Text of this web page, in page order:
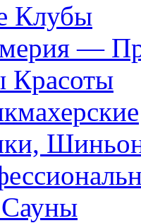
Клубы
—
Красоты